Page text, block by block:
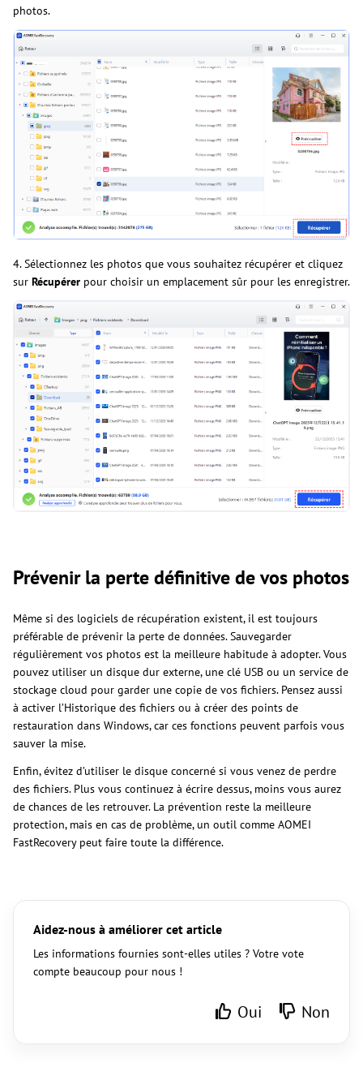
photos.
4. Sélectionnez les photos que vous souhaitez récupérer et cliquez
sur Récupérer pour choisir un emplacement sûr pour les enregistrer.
Prévenir la perte définitive de vos photos
Même si des logiciels de récupération existent, il est toujours
préférable de prévenir la perte de données. Sauvegarder
régulièrement vos photos est la meilleure habitude à adopter. Vous
pouvez utiliser un disque dur externe, une clé USB ou un service de
stockage cloud pour garder une copie de vos fichiers. Pensez aussi
à activer l’Historique des fichiers ou à créer des points de
restauration dans Windows, car ces fonctions peuvent parfois vous
sauver la mise.
Enfin, évitez d’utiliser le disque concerné si vous venez de perdre
des fichiers. Plus vous continuez à écrire dessus, moins vous aurez
de chances de les retrouver. La prévention reste la meilleure
protection, mais en cas de problème, un outil comme AOMEI
FastRecovery peut faire toute la différence.
Aidez-nous à améliorer cet article
Les informations fournies sont-elles utiles ? Votre vote
compte beaucoup pour nous !
Oui Non